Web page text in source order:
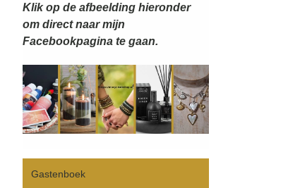
Klik op de afbeelding hieronder
om direct naar mijn
Facebookpagina te gaan.
Gastenboek